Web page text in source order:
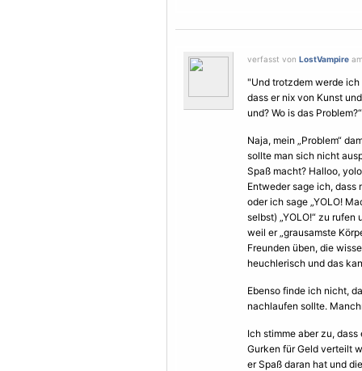
verfasst von LostVampire
"Und trotzdem werde
dass er nix von Kunst
und? Wo is das Problem?“
Naja, mein „Problem“
sollte man sich nicht
Spaß macht? Halloo,
Entweder sage ich, dass
oder ich sage „YOLO!
selbst) „YOLO!“ zu
weil er „grausamste
Freunden üben, die
heuchlerisch und das
Ebenso finde ich nicht,
nachlaufen sollte.
Ich stimme aber zu,
Gurken für Geld verteilt
er Spaß daran hat und